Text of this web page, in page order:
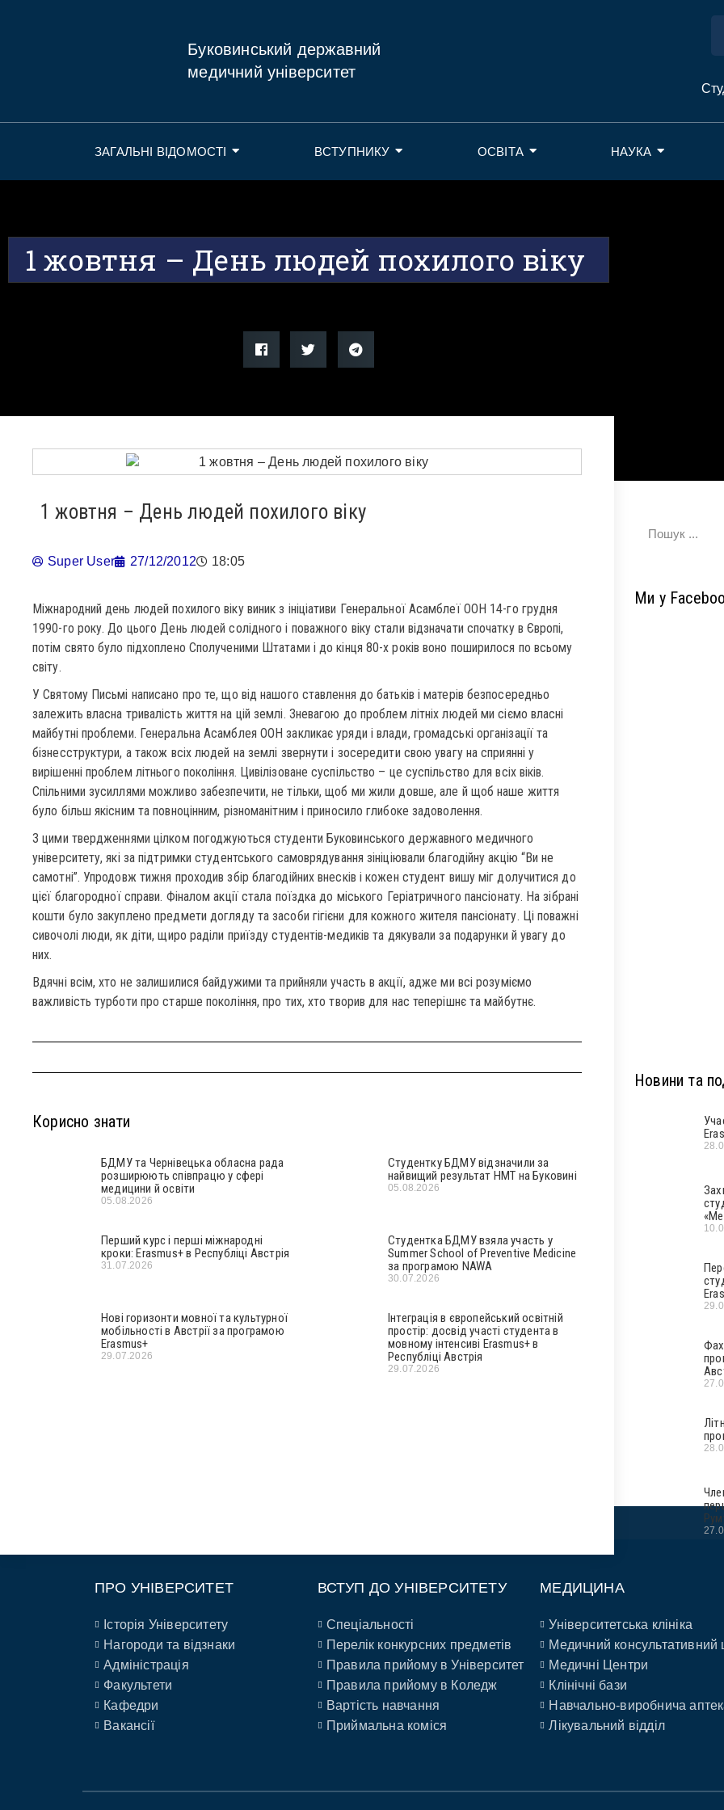
Буковинський державний
медичний університет
ЗАГАЛЬНІ ВІДОМОСТІ ВСТУПНИКУ ОСВІТА НАУКА
1 жовтня – День людей похилого віку
1 жовтня – День людей похилого віку
Super User 27/12/2012 18:05
Міжнародний день людей похилого віку виник з ініціативи Генеральної Асамблеї ООН 14-го грудня
1990-го року. До цього День людей солідного і поважного віку стали відзначати спочатку в Європі,
потім свято було підхоплено Сполученими Штатами і до кінця 80-х років воно поширилося по всьому
світу.
У Святому Письмі написано про те, що від нашого ставлення до батьків і матерів безпосередньо
залежить власна тривалість життя на цій землі. Зневагою до проблем літніх людей ми сіємо власні
майбутні проблеми. Генеральна Асамблея ООН закликає уряди і влади, громадські організації та
бізнесструктури, а також всіх людей на землі звернути і зосередити свою увагу на сприянні у
вирішенні проблем літнього покоління. Цивілізоване суспільство – це суспільство для всіх віків.
Спільними зусиллями можливо забезпечити, не тільки, щоб ми жили довше, але й щоб наше життя
було більш якісним та повноцінним, різноманітним і приносило глибоке задоволення.
З цими твердженнями цілком погоджуються студенти Буковинського державного медичного
університету, які за підтримки студентського самоврядування зініціювали благодійну акцію “Ви не
самотні”. Упродовж тижня проходив збір благодійних внесків і кожен студент вишу міг долучитися до
цієї благородної справи. Фіналом акції стала поїздка до міського Геріатричного пансіонату. На зібрані
кошти було закуплено предмети догляду та засоби гігієни для кожного жителя пансіонату. Ці поважні
сивочолі люди, як діти, щиро раділи приїзду студентів-медиків та дякували за подарунки й увагу до
них.
Вдячні всім, хто не залишилися байдужими та прийняли участь в акції, адже ми всі розуміємо
важливість турботи про старше покоління, про тих, хто творив для нас теперішнє та майбутнє.
Корисно знати
БДМУ та Чернівецька обласна рада
розширюють співпрацю у сфері
медицини й освіти
05.08.2026
Студентку БДМУ відзначили за
найвищий результат НМТ на Буковині
05.08.2026
Перший курс і перші міжнародні
кроки: Erasmus+ в Республіці Австрія
31.07.2026
Студентка БДМУ взяла участь у
Summer School of Preventive Medicine
за програмою NAWA
30.07.2026
Нові горизонти мовної та культурної
мобільності в Австрії за програмою
Erasmus+
29.07.2026
Інтеграція в європейський освітній
простір: досвід участі студента в
мовному інтенсиві Erasmus+ в
Республіці Австрія
29.07.2026
Ми у
Новини та
ПРО УНІВЕРСИТЕТ
Історія Університету
Нагороди та відзнаки
Адміністрація
Факультети
Кафедри
Вакансії
ВСТУП ДО УНІВЕРСИТЕТУ
Спеціальності
Перелік конкурсних предметів
Правила прийому в Університет
Правила прийому в Коледж
Вартість навчання
Приймальна коміся
МЕДИЦИНА
Університетська клініка
Медичний консультативний
Медичні Центри
Клінічні бази
Навчально-виробнича
Лікувальний відділ